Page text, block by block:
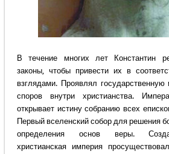
В течение многих лет Константин
законы, чтобы привести их в
взглядами. Проявлял
споров внутри христианства.
открывает истину собранию всех
Первый вселенский собор для решения
определения основ веры.
христианская империя